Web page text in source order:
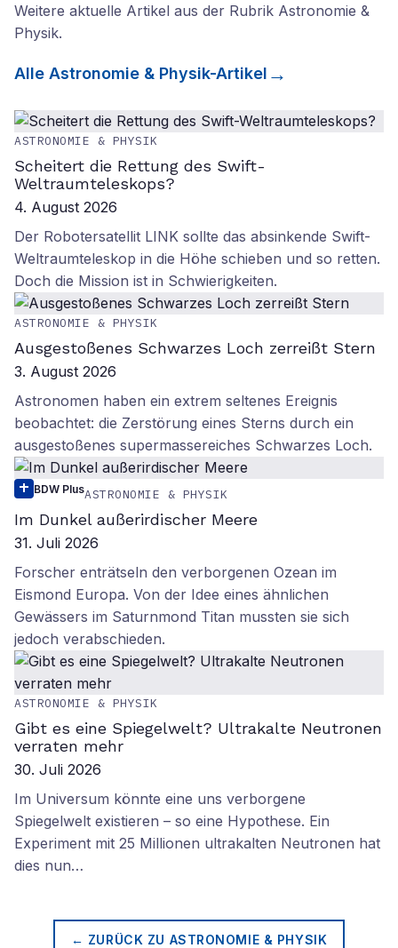
Weitere aktuelle Artikel aus der Rubrik Astronomie &
Physik.
Alle Astronomie & Physik-Artikel
ASTRONOMIE & PHYSIK
Scheitert die Rettung des Swift-
Weltraumteleskops?
4. August 2026
Der Robotersatellit LINK sollte das absinkende Swift-
Weltraumteleskop in die Höhe schieben und so retten.
Doch die Mission ist in Schwierigkeiten.
ASTRONOMIE & PHYSIK
Ausgestoßenes Schwarzes Loch zerreißt Stern
3. August 2026
Astronomen haben ein extrem seltenes Ereignis
beobachtet: die Zerstörung eines Sterns durch ein
ausgestoßenes supermassereiches Schwarzes Loch.
BDW PlusASTRONOMIE & PHYSIK
Im Dunkel außerirdischer Meere
31. Juli 2026
Forscher enträtseln den verborgenen Ozean im
Eismond Europa. Von der Idee eines ähnlichen
Gewässers im Saturnmond Titan mussten sie sich
jedoch verabschieden.
ASTRONOMIE & PHYSIK
Gibt es eine Spiegelwelt? Ultrakalte Neutronen
verraten mehr
30. Juli 2026
Im Universum könnte eine uns verborgene
Spiegelwelt existieren – so eine Hypothese. Ein
Experiment mit 25 Millionen ultrakalten Neutronen hat
dies nun…
← ZURÜCK ZU ASTRONOMIE & PHYSIK